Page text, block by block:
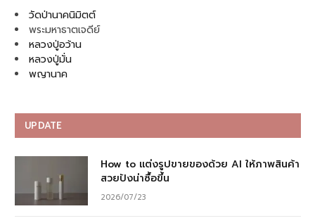
วัดป่านาคนิมิตต์
พระมหาธาตเจดีย์
หลวงปู่อว้าน
หลวงปู่มั่น
พญานาค
UPDATE
How to แต่งรูปขายของด้วย AI ให้ภาพสินค้า
สวยปังน่าซื้อขึ้น
2026/07/23